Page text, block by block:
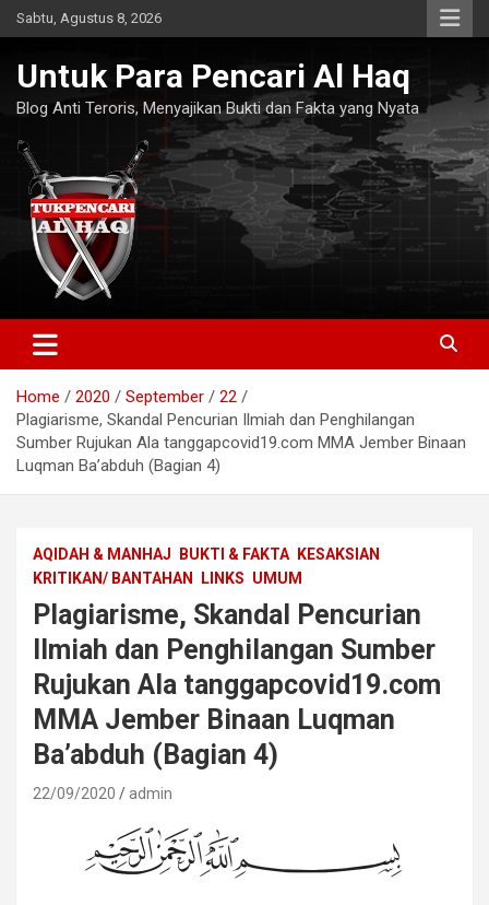
Skip
to
Sabtu, Agustus 8, 2026
Untuk Para Pencari Al Haq
Blog Anti Teroris, Menyajikan Bukti dan Fakta yang Nyata
Home 2020 September
22
Plagiarisme, Skandal Pencurian Ilmiah dan Penghilangan
Sumber Rujukan Ala tanggapcovid19.com MMA Jember Binaan
Luqman Ba’abduh (Bagian 4)
AQIDAH & MANHAJ BUKTI & FAKTA
KESAKSIAN
KRITIKAN/ BANTAHAN
LINKS UMUM
Plagiarisme, Skandal Pencurian
Ilmiah dan Penghilangan Sumber
Rujukan Ala tanggapcovid19.com
MMA Jember Binaan Luqman
Ba’abduh (Bagian 4)
22/09/2020 admin